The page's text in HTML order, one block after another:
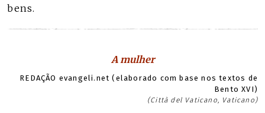
bens.
A mulher
REDAÇÃO evangeli.net (elaborado com base nos textos de
Bento XVI)
(Città del Vaticano, Vaticano)